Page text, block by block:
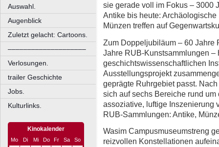
Auswahl.
Augenblick
Zuletzt gelacht: Cartoons.
––––––––––––––––––––
Verlosungen.
trailer Geschichte
Jobs.
Kulturlinks.
Kinokalender
Mo Di Mi Do Fr Sa
So
sie gerade voll im Fokus – 3000
Antike bis heute:
Münzen treffen auf
Zum Doppeljubiläum – 60 Jahre
Jahre RUB-Kunstsammlungen –
geschichtswissenschaftlichen
Ausstellungsprojekt
geprägte Ruhrgebiet passt.
sich auf sechs Bereiche rund
assoziative, luftige Inszenierung
RUB-Sammlungen: Antike,
Wasim Campusmuseumstreng
reizvollen Konstellationen